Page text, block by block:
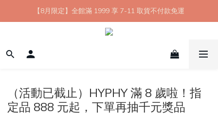
【8月限定】全館滿 1999 享 7-11 取貨不付款免運
【8月限定】全館滿 1999 享 7-11 取貨不付款免運
七夕情人節💘任選 A+B 限時優惠 $1314 元
新會員首購 7-11 店到店免運 點我成為HYPHY Girl
（活動已截止）HYPHY 滿 8 歲啦！指
定品 888 元起，下單再抽千元獎品